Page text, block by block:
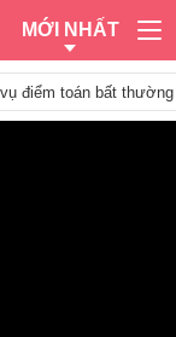
MỚI NHẤT
vụ điểm toán bất